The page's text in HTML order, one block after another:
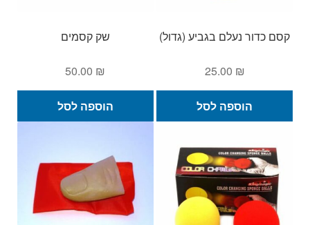
קסם כדור נעלם בגביע (גדול)
25.00 ₪
הוספה לסל
שק קסמים
50.00 ₪
הוספה לסל